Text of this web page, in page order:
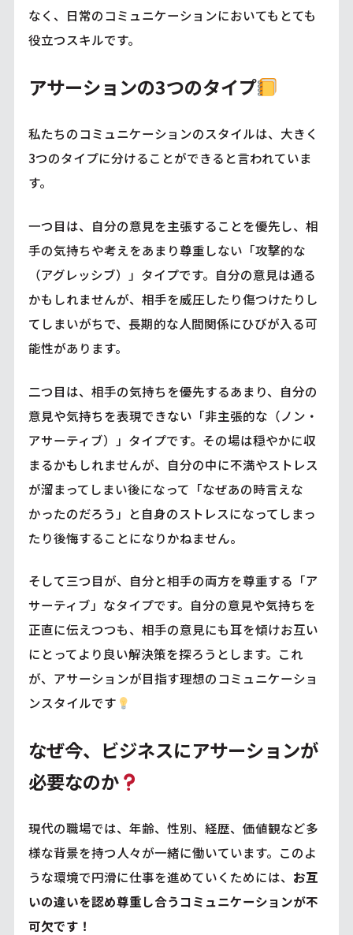
なく、日常のコミュニケーションにおいてもとても
役立つスキルです。
アサーションの3つのタイプ
私たちのコミュニケーションのスタイルは、大きく
3つのタイプに分けることができると言われていま
す。
一つ目は、自分の意見を主張することを優先し、相
手の気持ちや考えをあまり尊重しない「攻撃的な
（アグレッシブ）」タイプです。自分の意見は通る
かもしれませんが、相手を威圧したり傷つけたりし
てしまいがちで、長期的な人間関係にひびが入る可
能性があります。
二つ目は、相手の気持ちを優先するあまり、自分の
意見や気持ちを表現できない「非主張的な（ノン・
アサーティブ）」タイプです。その場は穏やかに収
まるかもしれませんが、自分の中に不満やストレス
が溜まってしまい後になって「なぜあの時言えな
かったのだろう」と自身のストレスになってしまっ
たり後悔することになりかねません。
そして三つ目が、自分と相手の両方を尊重する「ア
サーティブ」なタイプです。自分の意見や気持ちを
正直に伝えつつも、相手の意見にも耳を傾けお互い
にとってより良い解決策を探ろうとします。これ
が、アサーションが目指す理想のコミュニケーショ
ンスタイルです
なぜ今、ビジネスにアサーションが
必要なのか
現代の職場では、年齢、性別、経歴、価値観など多
様な背景を持つ人々が一緒に働いています。このよ
うな環境で円滑に仕事を進めていくためには、 お互
いの違いを認め尊重し合うコミュニケーションが不
可欠です！